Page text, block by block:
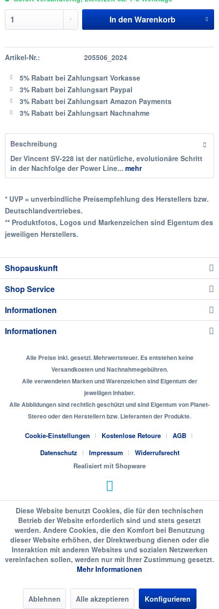
In den Warenkorb
Artikel-Nr.: 205506_2024
5% Rabatt bei Zahlungsart Vorkasse
3% Rabatt bei Zahlungsart Paypal
3% Rabatt bei Zahlungsart Amazon Payments
3% Rabatt bei Zahlungsart Nachnahme
Beschreibung
Der Vincent SV-228 ist der natürliche, evolutionäre Schritt
in der Nachfolge der Power Line... mehr
* UVP = unverbindliche Preisempfehlung des Herstellers bzw.
Deutschlandvertriebes.
** Produktfotos, Logos und Markenzeichen sind Eigentum des
jeweiligen Herstellers.
Shopauskunft
Shop Service
Informationen
Informationen
Alle Preise inkl. gesetzl. Mehrwertsteuer. Es entstehen keine
Versandkosten und Nachnahmegebühren.
Alle verwendeten Marken und Warenzeichen sind Eigentum der
jeweiligen Inhaber.
Alle Abbildungen sind rechtlich geschützt und sind Eigentum von Planet-
Stereo oder den Herstellern bzw. Lieferanten der Produkte.
Cookie-Einstellungen Kostenlose Retoure
AGB
Datenschutz
Impressum
Widerrufsrecht
Realisiert mit Shopware
Diese Website benutzt Cookies, die für den technischen
Betrieb der Website erforderlich sind und stets gesetzt
werden. Andere Cookies, die den Komfort bei Benutzung
dieser Website erhöhen, der Direktwerbung dienen oder die
Interaktion mit anderen Websites und sozialen Netzwerken
vereinfachen sollen, werden nur mit Ihrer Zustimmung gesetzt.
Mehr Informationen
Ablehnen Alle akzeptieren Konfigurieren